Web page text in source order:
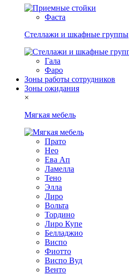
Фаста
Стеллажи и шкафные группы
Гала
Фаро
Зоны работы сотрудников
Зоны ожидания
×
Мягкая мебель
Прато
Нео
Ева Ап
Ламелла
Тено
Элла
Лиро
Вольта
Тордино
Лиро Купе
Белладжио
Виспо
Фиотто
Виспо Вуд
Венто